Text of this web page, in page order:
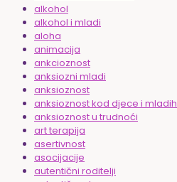
alkohol
alkohol i mladi
aloha
animacija
ankcioznost
anksiozni mladi
anksioznost
anksioznost kod djece i mladih
anksioznost u trudnoći
art terapija
asertivnost
asocijacije
autentični roditelji